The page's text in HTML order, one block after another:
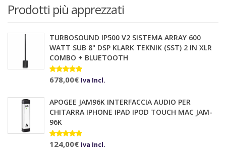
117,00€.105,00€.
Prodotti più apprezzati
TURBOSOUND IP500 V2 SISTEMA ARRAY 600
WATT SUB 8" DSP KLARK TEKNIK (SST) 2 IN XLR
COMBO + BLUETOOTH
Valutato 10.00su 5
678,00€ Iva Incl.
APOGEE JAM96K INTERFACCIA AUDIO PER
CHITARRA IPHONE IPAD IPOD TOUCH MAC JAM-
96K
Valutato
5.00su 5
124,00€ Iva Incl.